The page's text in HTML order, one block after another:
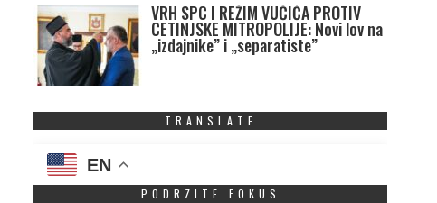
VRH SPC I REŽIM VUČIĆA PROTIV
CETINJSKE MITROPOLIJE: Novi lov na
„izdajnike” i „separatiste”
TRANSLATE
EN
PODRZITE FOKUS